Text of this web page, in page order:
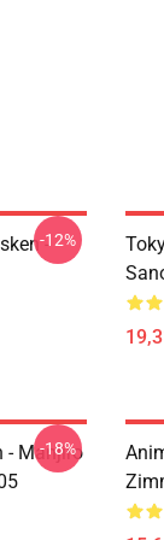
-
-12%
- Manjiro
-18%